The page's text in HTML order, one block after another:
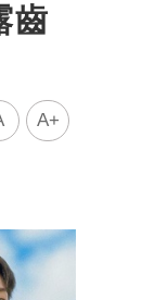
齒
A+